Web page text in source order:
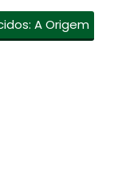
A Origem